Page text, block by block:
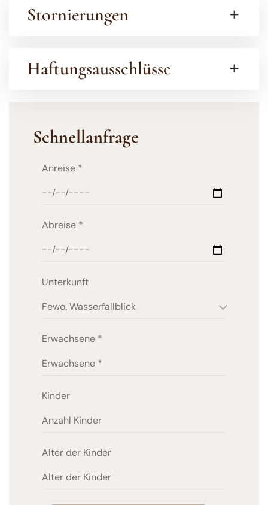
Stornierungen
Haftungsausschlüsse
Schnellanfrage
Anreise *
Abreise *
Unterkunft
Fewo. Wasserfallblick
Erwachsene *
Kinder
Alter der Kinder